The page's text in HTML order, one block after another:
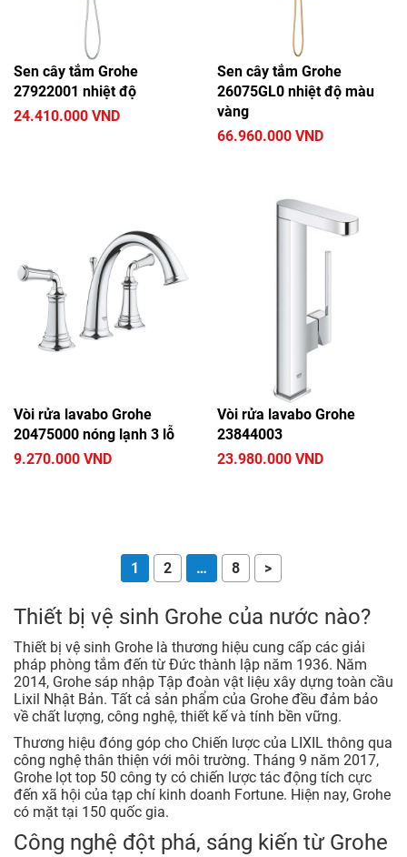
Sen cây tắm Grohe
27922001 nhiệt độ
24.410.000 VND
Sen cây tắm Grohe
26075GL0 nhiệt độ màu
vàng
66.960.000 VND
Vòi rửa lavabo Grohe
20475000 nóng lạnh 3 lỗ
9.270.000 VND
Vòi rửa lavabo Grohe
23844003
23.980.000 VND
1 2 … 8 >
Thiết bị vệ sinh Grohe của nước nào?
Thiết bị vệ sinh Grohe là thương hiệu cung cấp các giải
pháp phòng tắm đến từ Đức thành lập năm 1936. Năm
2014, Grohe sáp nhập Tập đoàn vật liệu xây dựng toàn cầu
Lixil Nhật Bản. Tất cả sản phẩm của Grohe đều đảm bảo
về chất lượng, công nghệ, thiết kế và tính bền vững.
Thương hiệu đóng góp cho Chiến lược của LIXIL thông qua
công nghệ thân thiện với môi trường. Tháng 9 năm 2017,
Grohe lọt top 50 công ty có chiến lược tác động tích cực
đến xã hội của tạp chí kinh doanh Fortune. Hiện nay, Grohe
có mặt tại 150 quốc gia.
Công nghệ đột phá, sáng kiến từ Grohe